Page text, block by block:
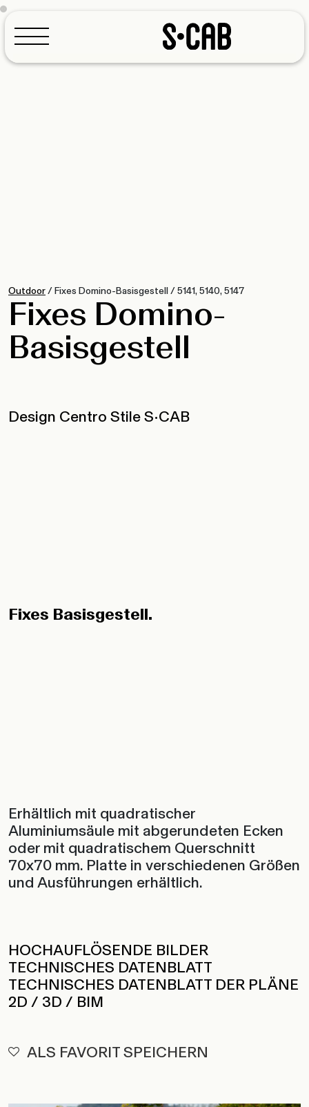
Outdoor/Fixes Domino-Basisgestell/5141, 5140, 5147
Fixes Domino-
Basisgestell
Design Centro Stile S•CAB
Fixes Basisgestell.
Erhältlich mit quadratischer
Aluminiumsäule mit abgerundeten Ecken
oder mit quadratischem Querschnitt
70x70 mm. Platte in verschiedenen Größen
und Ausführungen erhältlich.
HOCHAUFLÖSENDE BILDER
TECHNISCHES DATENBLATT
TECHNISCHES DATENBLATT DER PLÄNE
2D / 3D / BIM
ALS FAVORIT SPEICHERN